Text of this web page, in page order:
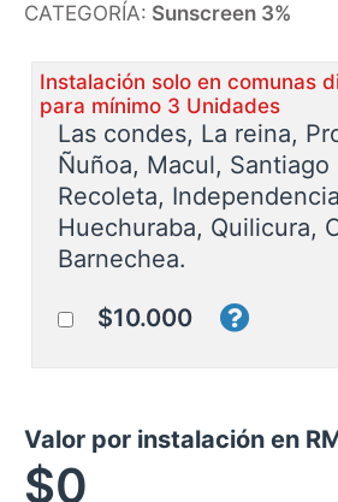
CATEGORÍA: Sunscreen 3%
Instalación solo en comunas
para mínimo 3 Unidades
Las condes, La reina,
Ñuñoa, Macul, Santiago
Recoleta,
Huechuraba, Quilicura,
Barnechea.
$10.000
Valor por instalación en
$0